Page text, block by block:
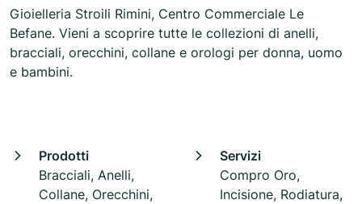
Gioielleria Stroili Rimini, Centro Commerciale Le
Befane. Vieni a scoprire tutte le collezioni di anelli,
bracciali, orecchini, collane e orologi per donna, uomo
e bambini.
Prodotti
Bracciali, Anelli,
Collane, Orecchini,
Servizi
Compro Oro,
Incisione, Rodiatura,